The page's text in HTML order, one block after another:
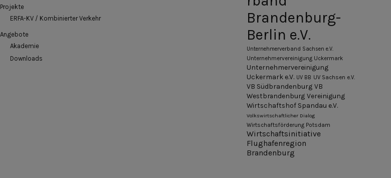
Projekte
ERFA-KV / Kombinierter Verkehr
Angebote
Akademie
Downloads
Brandenburg-
Berlin e.V.
Unternehmerverband Sachsen e.V.
Unternehmervereinigung Uckermark
Unternehmervereinigung
Uckermark e.V. UV BB UV Sachsen e.V.
VB Südbrandenburg VB
Westbrandenburg Vereinigung
Wirtschaftshof Spandau e.V.
Volkswirtschaftlicher Dialog
Wirtschaftsförderung Potsdam
Wirtschaftsinitiative
Flughafenregion
Brandenburg